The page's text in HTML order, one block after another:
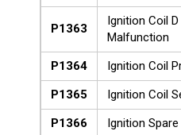
P1363
Ignition Coil
Malfunction
P1364
Ignition Coil
P1365
Ignition Coil
P1366
Ignition Spare